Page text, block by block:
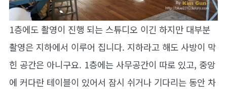
1층에도 촬영이 진행 되는 스튜디오 이긴 하지만 대부분
촬영은 지하에서 이루어 집니다. 지하라고 해도 사방이 막
힌 공간은 아니구요. 1층에는 사무공간이 따로 있고, 중앙
에 커다란 테이블이 있어서 잠시 쉬거나 기다리는 동안 차